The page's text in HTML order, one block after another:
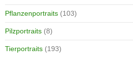
Pflanzenportraits (103)
Pilzportraits (8)
Tierportraits (193)